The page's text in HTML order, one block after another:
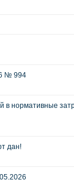
№ 994
в нормативные
дан!